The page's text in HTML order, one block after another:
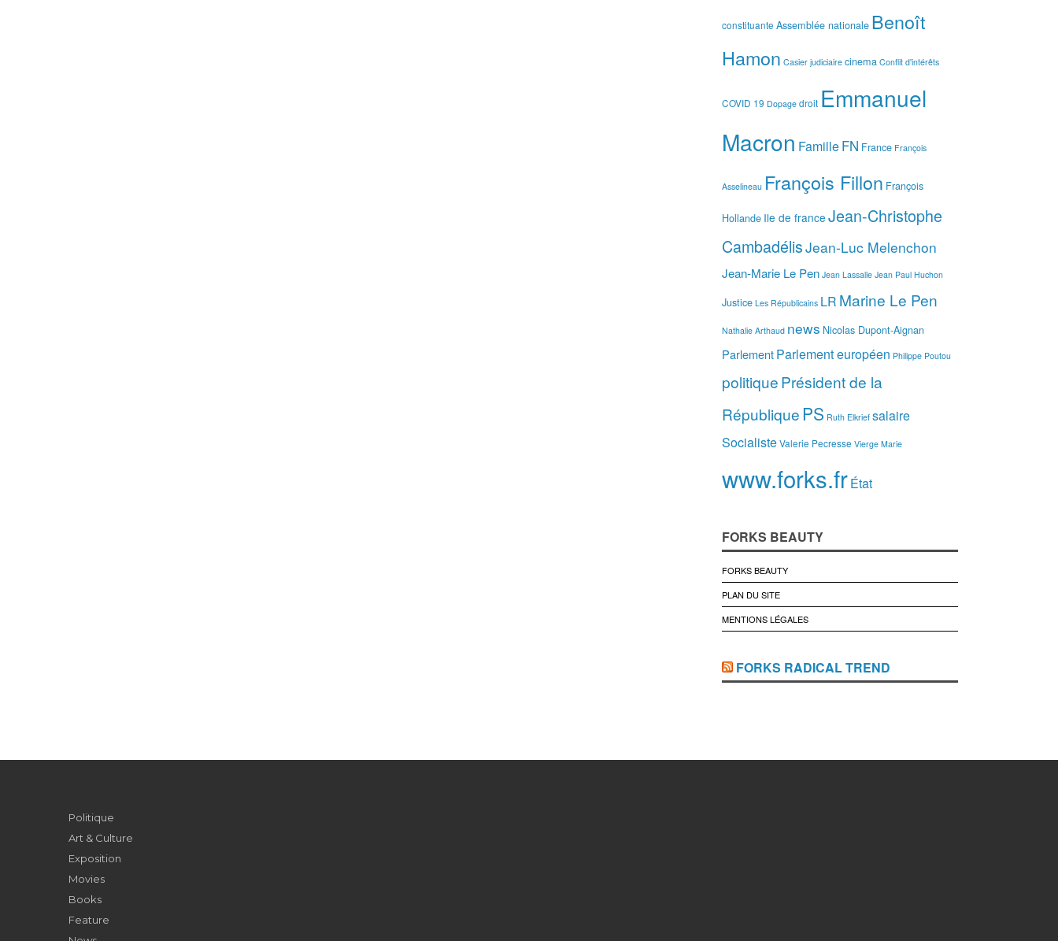
constituante Assemblée nationale Benoît
Hamon Casier judiciaire cinema Conflit d'intérêts
COVID 19 Dopage droit Emmanuel
Macron FamilleFN France François
Asselineau François Fillon François
Hollande Ile de france Jean-Christophe
CambadélisJean-Luc Melenchon
Jean-Marie Le Pen Jean Lassalle Jean Paul Huchon
Justice Les Républicains LR Marine Le Pen
Nathalie Arthaud news Nicolas Dupont-Aignan
ParlementParlement européen Philippe Poutou
politiquePrésident de la
République PS Ruth Elkrief salaire
SocialisteValerie Pecresse Vierge Marie
www.forks.frÉtat
FORKS BEAUTY
FORKS BEAUTY
PLAN DU SITE
MENTIONS LÉGALES
FORKS RADICAL TREND
Politique
Art & Culture
Exposition
Movies
Books
Feature